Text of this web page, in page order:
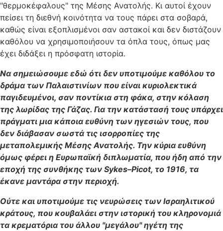
"θερμοκέφαλους" της Μέσης Ανατολής. Κι αυτοί έχουν
πείσει τη διεθνή κοινότητα να τους πάρει στα σοβαρά,
καθώς είναι εξοπλισμένοι σαν αστακοί και δεν διστάζουν
καθόλου να χρησιμοποιήσουν τα όπλα τους, όπως μας
έχει διδάξει η πρόσφατη ιστορία.
Να σημειώσουμε εδώ ότι δεν υποτιμούμε καθόλου το
δράμα των Παλαιστινίων που είναι κυριολεκτικά
παγιδευμένοι, σαν ποντίκια στη φάκα, στην κόλαση
της λωρίδας της Γάζας. Για την κατάστασή τους υπάρχει
πράγματι μια κάποια ευθύνη των ηγεσιών τους, που
δεν διάβασαν σωστά τις ισορροπίες της
μεταπολεμικής Μέσης Ανατολής. Την κύρια ευθύνη
όμως φέρει η Ευρωπαϊκή διπλωματία, που ήδη από την
εποχή της συνθήκης των Sykes–Picot, το 1916, τα
έκανε μαντάρα στην περιοχή.
Ούτε και υποτιμούμε τις νευρώσεις των Ισραηλιτικού
κράτους, που κουβαλάει στην ιστορική του κληρονομιά
τα κρεματόρια του άλλου "μεγάλου" ηγέτη της